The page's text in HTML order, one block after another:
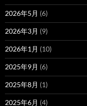
2026年5月 (6)
2026年3月 (9)
2026年1月 (10)
2025年9月 (6)
2025年8月 (1)
2025年6月 (4)